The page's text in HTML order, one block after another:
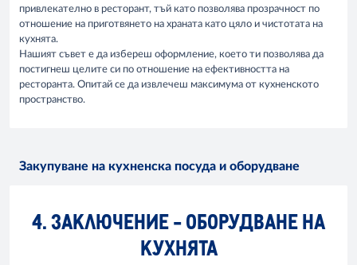
привлекателно в ресторант, тъй като позволява прозрачност по
отношение на приготвянето на храната като цяло и чистотата на
кухнята.
Нашият съвет е да избереш оформление, което ти позволява да
постигнеш целите си по отношение на ефективността на
ресторанта. Опитай се да извлечеш максимума от кухненското
пространство.
Закупуване на кухненска посуда и оборудване
4. ЗАКЛЮЧЕНИЕ - ОБОРУДВАНЕ НА
КУХНЯТА